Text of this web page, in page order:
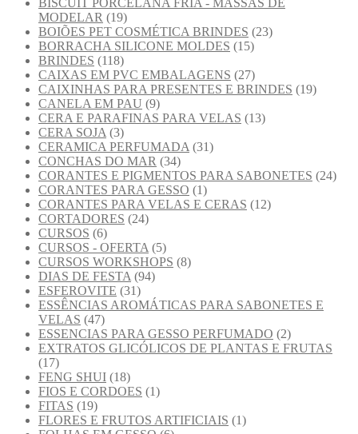
MODELAR (19)
BOIÕES PET COSMÉTICA BRINDES (23)
BORRACHA SILICONE MOLDES (15)
BRINDES (118)
CAIXAS EM PVC EMBALAGENS (27)
CAIXINHAS PARA PRESENTES E BRINDES (19)
CANELA EM PAU (9)
CERA E PARAFINAS PARA VELAS (13)
CERA SOJA (3)
CERAMICA PERFUMADA (31)
CONCHAS DO MAR (34)
CORANTES E PIGMENTOS PARA SABONETES (24)
CORANTES PARA GESSO (1)
CORANTES PARA VELAS E CERAS (12)
CORTADORES (24)
CURSOS (6)
CURSOS - OFERTA (5)
CURSOS WORKSHOPS (8)
DIAS DE FESTA (94)
ESFEROVITE (31)
ESSÊNCIAS AROMÁTICAS PARA SABONETES E
VELAS (47)
ESSENCIAS PARA GESSO PERFUMADO (2)
EXTRATOS GLICÓLICOS DE PLANTAS E FRUTAS
(17)
FENG SHUI (18)
FIOS E CORDOES (1)
FITAS (19)
FLORES E FRUTOS ARTIFICIAIS (1)